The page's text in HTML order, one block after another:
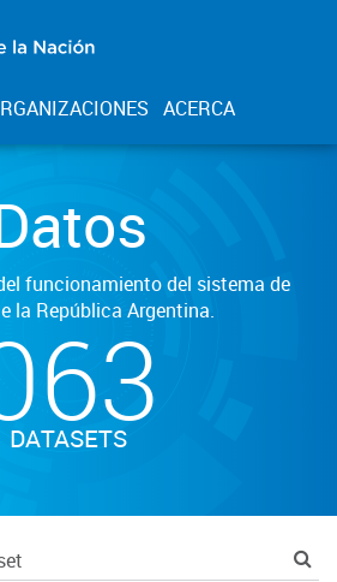
ACERCA
funcionamiento del sistema de
la República Argentina.
DATASETS